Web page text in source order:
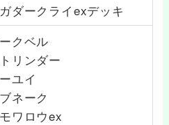
ダークライexデッキ
クベル
リンダー
ユイ
ネーク
ワロウex